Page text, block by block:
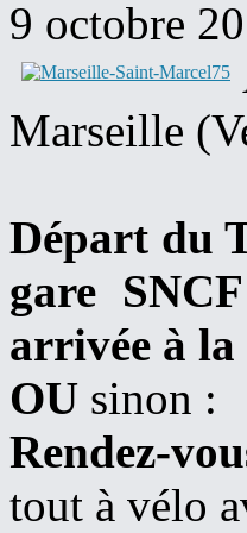
9 octobre
Marseille
Départ du
gare
arrivée à la
OU sinon :
Rendez-
tout à vélo